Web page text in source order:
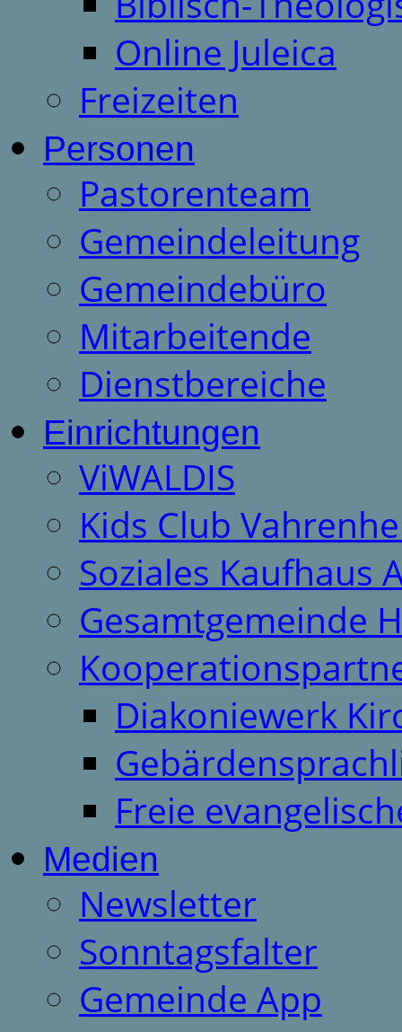
Online Juleica
Freizeiten
Personen
Pastorenteam
Gemeindeleitung
Gemeindebüro
Mitarbeitende
Dienstbereiche
Einrichtungen
ViWALDIS
Kids Club
Soziales Kaufhaus
Gesamtgemeinde
Diakoniewerk
Freie
Medien
Newsletter
Sonntagsfalter
Gemeinde App